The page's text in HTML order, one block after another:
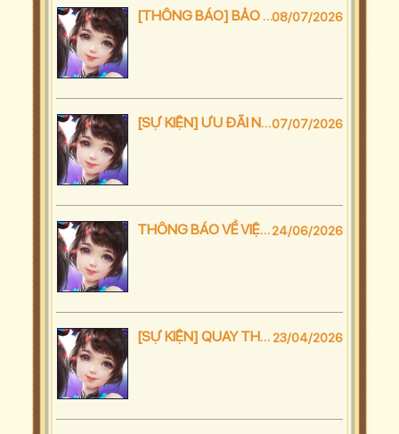
[THÔNG BÁO] BẢO TRÌ NÂNG CẤP MÁY CHỦ08/07/2026
[SỰ KIỆN] ƯU ĐÃI NGÀY ĐÔI 7-7 NẠP SIÊU HỜI07/07/2026
THÔNG BÁO VỀ VIỆC CẬP NHẬT THÔNG TIN TÀI KHOẢN 24/06/2026
[SỰ KIỆN] QUAY THƯỞNG CUỒNG HOAN 23/04/2026